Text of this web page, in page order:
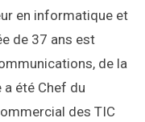
en informatique et
de 37 ans est
de la
a été Chef du
des TIC